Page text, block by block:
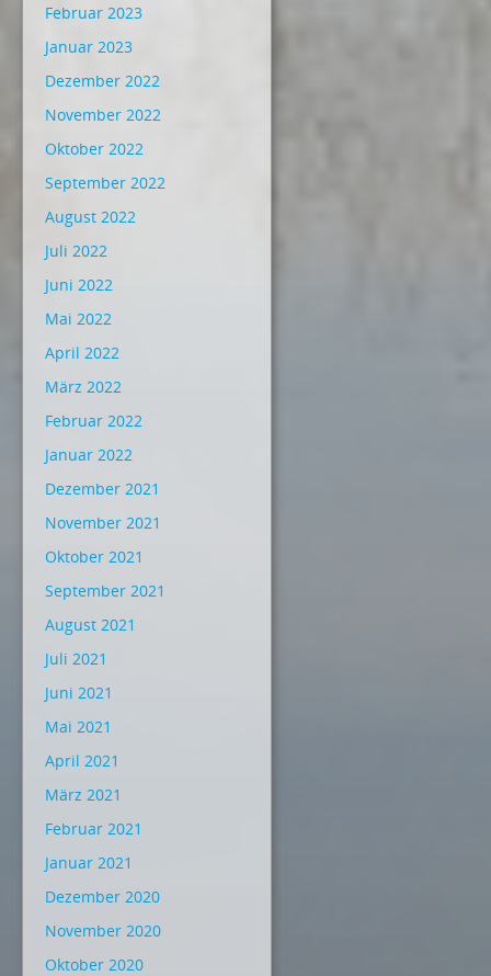
Februar 2023
Januar 2023
Dezember 2022
November 2022
Oktober 2022
September 2022
August 2022
Juli 2022
Juni 2022
Mai 2022
April 2022
März 2022
Februar 2022
Januar 2022
Dezember 2021
November 2021
Oktober 2021
September 2021
August 2021
Juli 2021
Juni 2021
Mai 2021
April 2021
März 2021
Februar 2021
Januar 2021
Dezember 2020
November 2020
Oktober 2020